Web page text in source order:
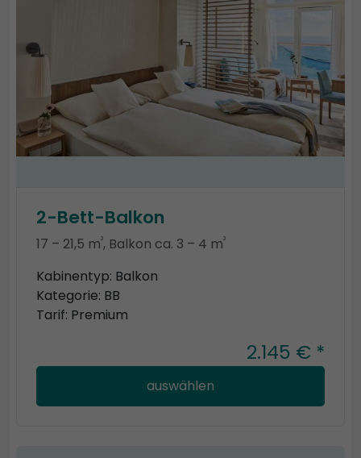
2-Bett-Balkon
17 – 21,5 m², Balkon ca. 3 – 4 m²
Kabinentyp: Balkon
Kategorie: BB
Tarif: Premium
2.145 € *
auswählen